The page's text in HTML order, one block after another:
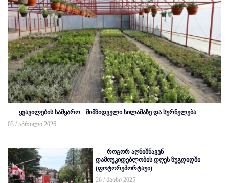
ყვავილების სამყარო – მიმზიდველი სილამაზე და სურნელება
03 / აპრილი 2026
როგორ აღნიშნავენ
დამოუკიდებლობის დღეს ზუგდიდში
(ფოტორეპორტაჟი)
26 / მაისი 2025